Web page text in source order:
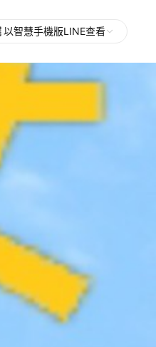
以智慧手機版LINE查看